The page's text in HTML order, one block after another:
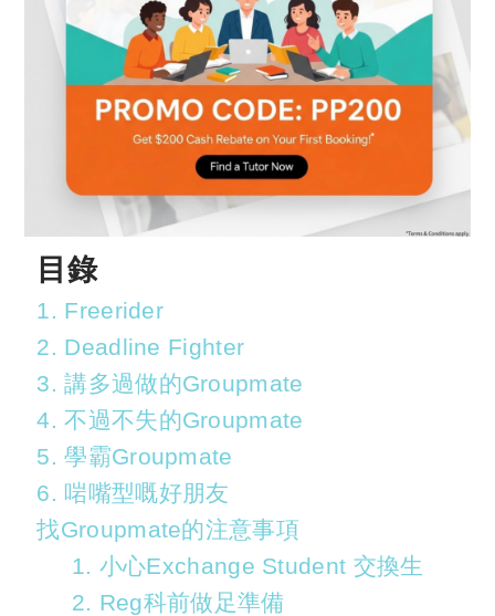
目錄
1. Freerider
2. Deadline Fighter
3. 講多過做的Groupmate
4. 不過不失的Groupmate
5. 學霸Groupmate
6. 啱嘴型嘅好朋友
找Groupmate的注意事項
1. 小心Exchange Student 交換生
2. Reg科前做足準備